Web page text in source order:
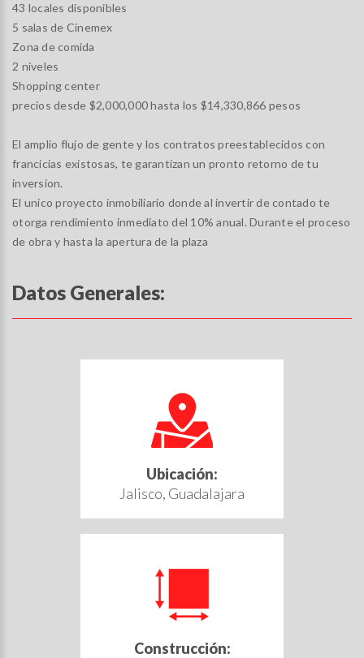
43 locales disponibles
5 salas de Cinemex
Zona de comida
2 niveles
Shopping center
precios desde $2,000,000 hasta los $14,330,866 pesos
El amplio flujo de gente y los contratos preestablecidos con
francicias existosas, te garantizan un pronto retorno de tu
inversion.
El unico proyecto inmobiliario donde al invertir de contado te
otorga rendimiento inmediato del 10% anual. Durante el proceso
de obra y hasta la apertura de la plaza
Datos Generales:
Ubicación:
Jalisco, Guadalajara
Construcción: